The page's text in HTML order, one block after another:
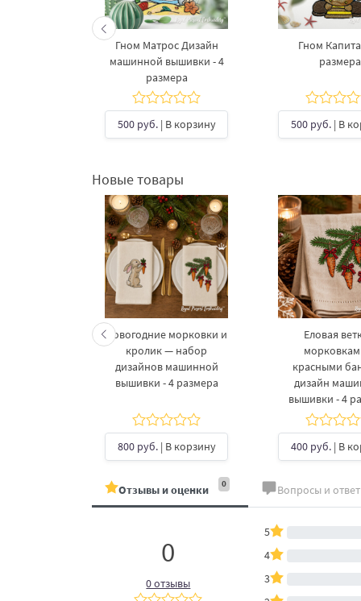
Гном Матрос Дизайн
машинной вышивки - 4
размера
500 руб.| В корзину
Гном
размера
500 руб.| В
Новые товары
Новогодние морковки и
кролик — набор
дизайнов машинной
вышивки - 4 размера
800 руб.| В корзину
Еловая
красными
дизайн
вышивки - 4
400 руб.| В
Отзывы и оценки 0 Вопросы и
0
0 отзывы
5
4
3